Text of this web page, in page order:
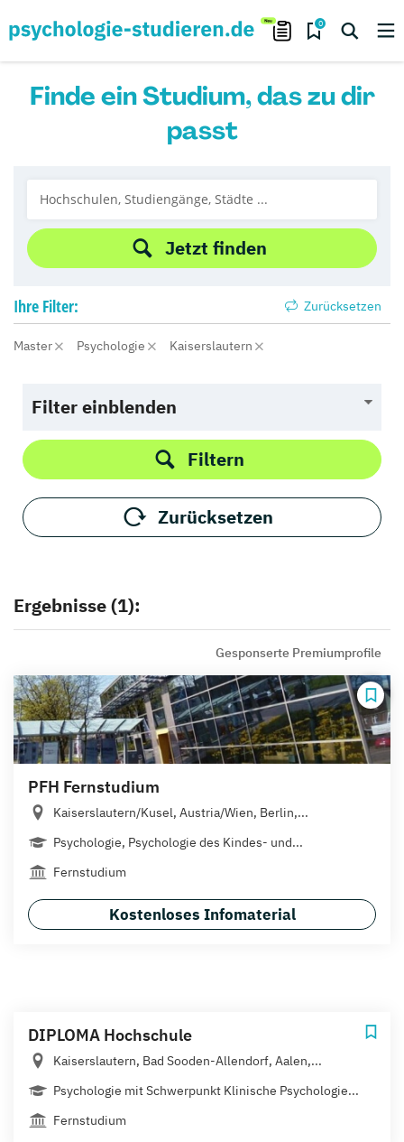
0
Finde ein Studium, das zu dir
passt
Jetzt finden
Ihre Filter: Zurücksetzen
Master Psychologie Kaiserslautern
Filter einblenden
Filtern
Zurücksetzen
Ergebnisse (1):
Gesponserte Premiumprofile
PFH Fernstudium
Kaiserslautern/Kusel, Austria/Wien, Berlin,...
Psychologie, Psychologie des Kindes- und...
Fernstudium
Kostenloses Infomaterial
DIPLOMA Hochschule
Kaiserslautern, Bad Sooden-Allendorf, Aalen,...
Psychologie mit Schwerpunkt Klinische Psychologie...
Fernstudium